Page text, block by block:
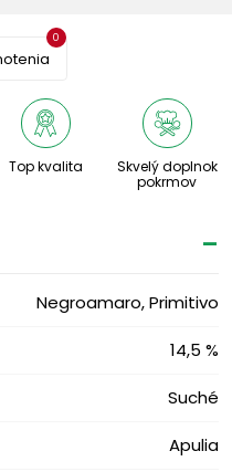
0
Top kvalita
Skvelý doplnok
pokrmov
Negroamaro, Primitivo
14,5 %
Suché
Apulia